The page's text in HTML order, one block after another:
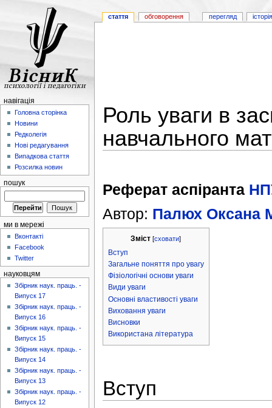
Роль уваги в
навчального
Реферат аспіранта
Автор: Палюх Оксана
Зміст [сховати]
Вступ
Загальне поняття про увагу
Фізіологічні основи уваги
Види уваги
Основні властивості уваги
Виховання уваги
Висновки
Використана література
Вступ
стаття обговорення перегляд
навігація
Головна сторінка
Новини
Редколегія
Нові редагування
Випадкова стаття
Розсилка новин
пошук
ми в мережі
Вконтакті
Facebook
Twitter
науковцям
Збірник наук. праць. -
Випуск 17
Збірник наук. праць. -
Випуск 16
Збірник наук. праць. -
Випуск 15
Збірник наук. праць. -
Випуск 14
Збірник наук. праць. -
Випуск 13
Збірник наук. праць. -
Випуск 12